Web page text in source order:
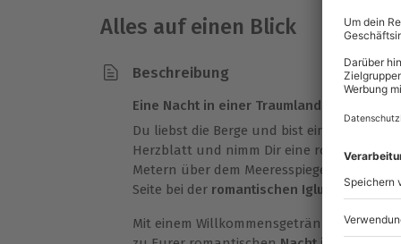
Alles auf einen Blick
Beschreibung
Eine Nacht in einer Traumlandschaft aus
Du liebst die Berge und bist ein absoluter
Herzblatt und nimm Dir eine romantische
Metern über dem Meeresspiegel – Denn in
Seite bei der romantischen Iglu
Mit einem Willkommensgetränk werdet